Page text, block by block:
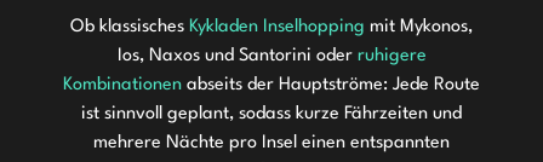
Ob klassisches Kykladen Inselhopping mit Mykonos,
Ios, Naxos und Santorini oder ruhigere
Kombinationen abseits der Hauptströme: Jede Route
ist sinnvoll geplant, sodass kurze Fährzeiten und
mehrere Nächte pro Insel einen entspannten